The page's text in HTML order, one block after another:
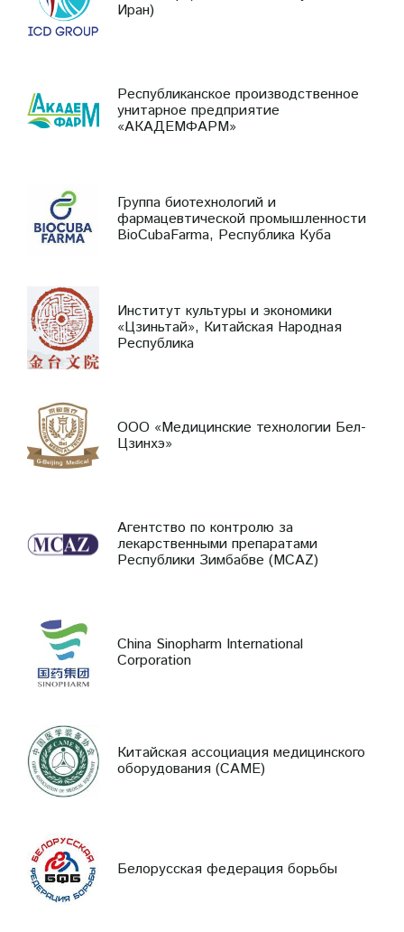
Иран)
Республиканское производственное
унитарное предприятие
«АКАДЕМФАРМ»
Группа биотехнологий и
фармацевтической промышленности
BioCubaFarma, Республика Куба
Институт культуры и экономики
«Цзиньтай», Китайская Народная
Республика
ООО «Медицинские технологии Бел-
Цзинхэ»
Агентство по контролю за
лекарственными препаратами
Республики Зимбабве (MCAZ)
China Sinopharm International
Corporation
Китайская ассоциация медицинского
оборудования (CAME)
Белорусская федерация борьбы